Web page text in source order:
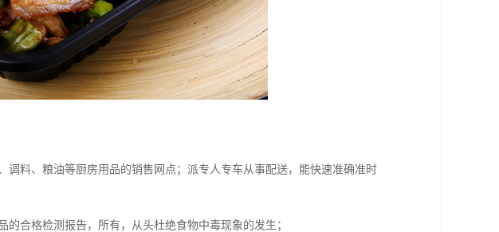
调料、粮油等厨房用品的销售网点；派专人专车从事配送，能快速准确准时
合格检测报告，所有，从头杜绝食物中毒现象的发生；